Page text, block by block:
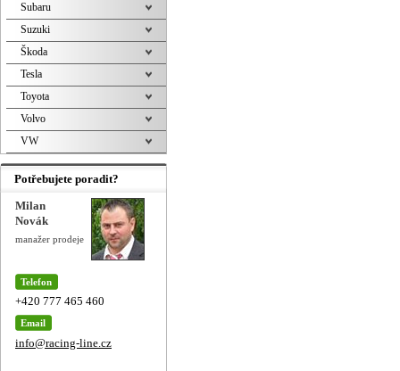
Subaru
Suzuki
Škoda
Tesla
Toyota
Volvo
VW
Potřebujete poradit?
Milan
Novák
manažer prodeje
Telefon
+420 777 465 460
Email
info@racing-line.cz